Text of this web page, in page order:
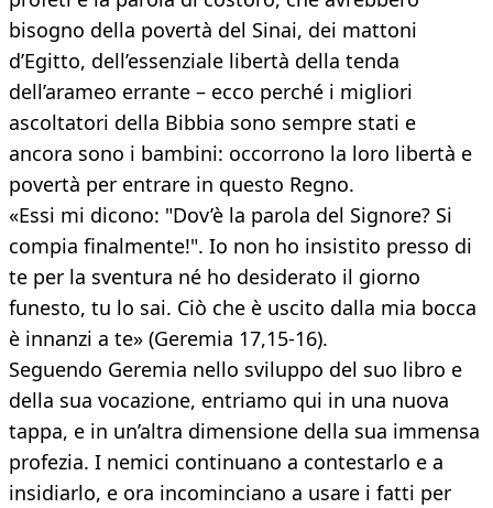
bisogno della povertà del Sinai, dei mattoni
d’Egitto, dell’essenziale libertà della tenda
dell’arameo errante – ecco perché i migliori
ascoltatori della Bibbia sono sempre stati e
ancora sono i bambini: occorrono la loro libertà e
povertà per entrare in questo Regno.
«Essi mi dicono: "Dov’è la parola del Signore? Si
compia finalmente!". Io non ho insistito presso di
te per la sventura né ho desiderato il giorno
funesto, tu lo sai. Ciò che è uscito dalla mia bocca
è innanzi a te» (Geremia 17,15-16).
Seguendo Geremia nello sviluppo del suo libro e
della sua vocazione, entriamo qui in una nuova
tappa, e in un’altra dimensione della sua immensa
profezia. I nemici continuano a contestarlo e a
insidiarlo, e ora incominciano a usare i fatti per